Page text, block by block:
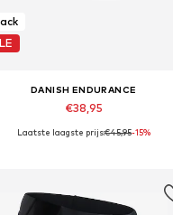
DANISH ENDURANCE
€38,95
+2
maten: 35-38, 39-42, 43-47
Laatste laagste prijs:€45,95-15%